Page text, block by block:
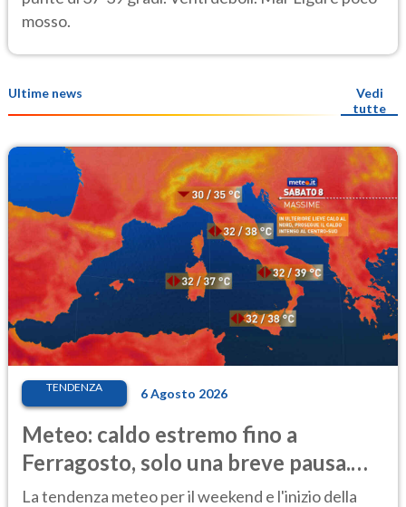
mosso.
Ultime news
Vedi
tutte
TENDENZA 6 Agosto 2026
Meteo: caldo estremo fino a
Ferragosto, solo una breve pausa.
Ecco dove
La tendenza meteo per il weekend e l'inizio della